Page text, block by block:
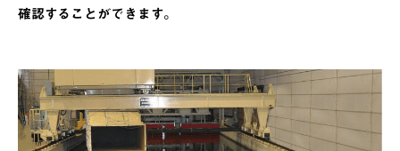
確認することができます。